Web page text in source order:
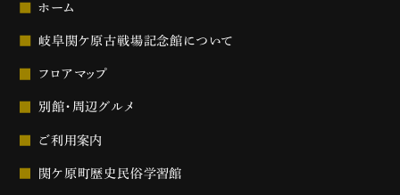
ホーム
岐阜関ケ原古戦場記念館について
フロアマップ
別館・周辺グルメ
ご利用案内
関ケ原町歴史民俗学習館